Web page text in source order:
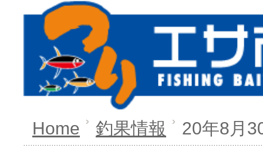
Home 釣果情報 20年8月